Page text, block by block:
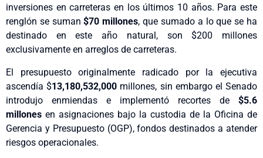
inversiones en carreteras en los últimos 10 años. Para este
renglón se suman$70 millones, que sumado a lo que se ha
destinado en este año natural, son $200 millones
exclusivamente en arreglos de carreteras.
El presupuesto originalmente radicado por la ejecutiva
ascendía $13,180,532,000 millones, sin embargo el Senado
introdujo enmiendas e implementó recortes de $5.6
millones en asignaciones bajo la custodia de la Oficina de
Gerencia y Presupuesto (OGP), fondos destinados a atender
riesgos operacionales.